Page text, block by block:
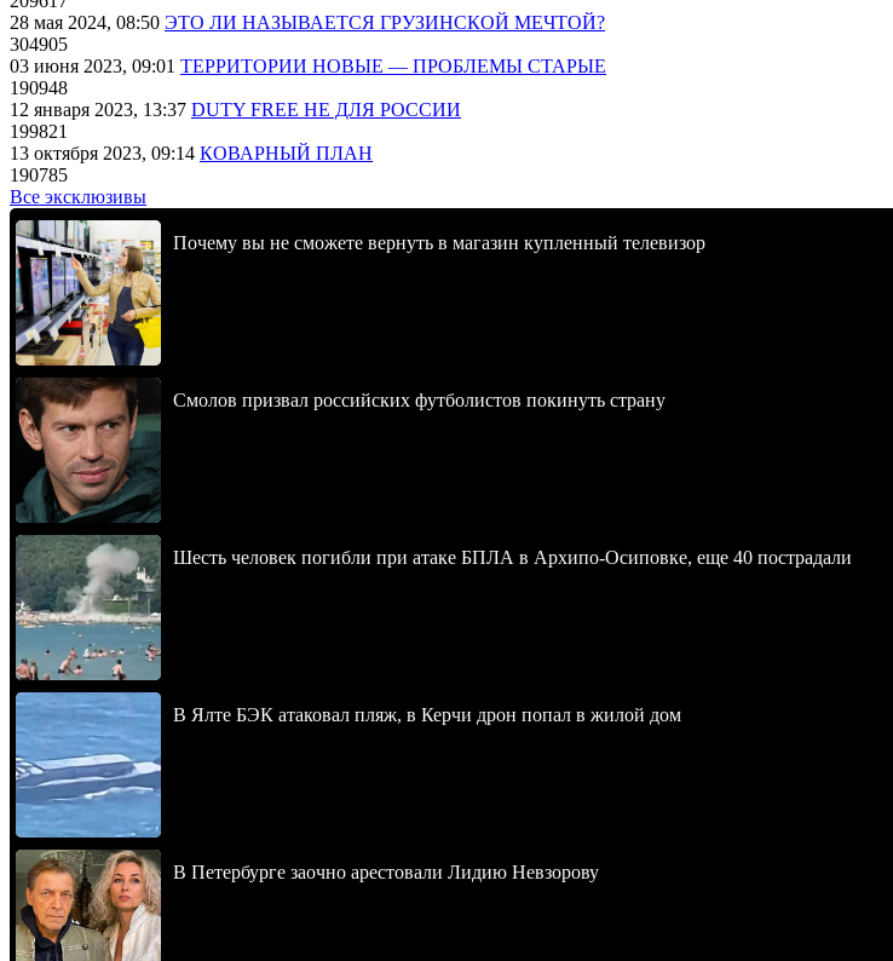
28 мая 2024, 08:50 ЭТО ЛИ НАЗЫВАЕТСЯ ГРУЗИНСКОЙ МЕЧТОЙ?
304905
03 июня 2023, 09:01 ТЕРРИТОРИИ НОВЫЕ — ПРОБЛЕМЫ СТАРЫЕ
190948
12 января 2023, 13:37 DUTY FREE НЕ ДЛЯ РОССИИ
199821
13 октября 2023, 09:14 КОВАРНЫЙ ПЛАН
190785
Все эксклюзивы
Почему вы не сможете вернуть в магазин купленный телевизор
Смолов призвал российских футболистов покинуть страну
Шесть человек погибли при атаке БПЛА в Архипо-Осиповке, еще 40 пострадали
В Ялте БЭК атаковал пляж, в Керчи дрон попал в жилой дом
В Петербурге заочно арестовали Лидию Невзорову